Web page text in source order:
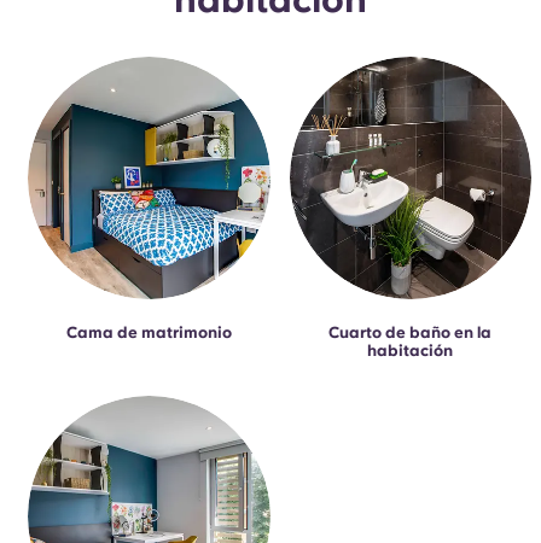
Cama de matrimonio
Cuarto de baño en la
habitación